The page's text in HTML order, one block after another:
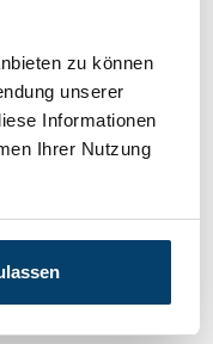
zu können
unserer
Informationen
Ihrer Nutzung